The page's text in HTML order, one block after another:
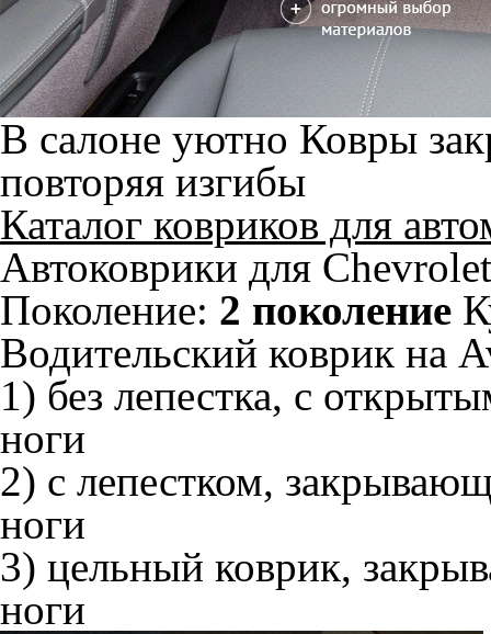
В салоне уютно Ковры
повторяя изгибы
Каталог ковриков для
Автоковрики для
Поколение: 2 поколение
Водительский коврик на
1) без лепестка, с
ноги
2) с лепестком,
ноги
3) цельный коврик,
ноги